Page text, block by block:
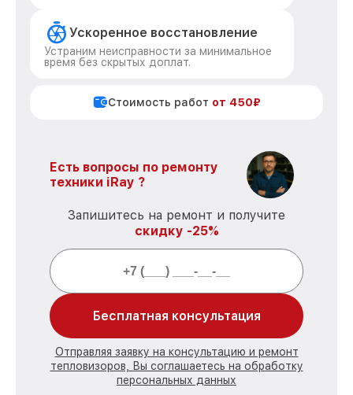
Ускоренное восстановление
Устраним неисправности за минимальное
время без скрытых доплат.
Стоимость работ от 450₽
Есть вопросы по ремонту
техники iRay ?
Запишитесь на ремонт и получите
скидку -25%
Бесплатная консультация
Отправляя заявку на консультацию и ремонт
тепловизоров, Вы соглашаетесь на обработку
персональных данных